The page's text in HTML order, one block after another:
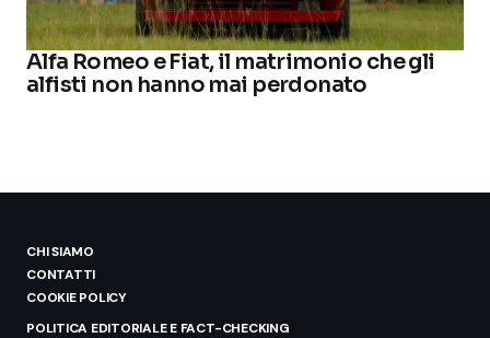
Alfa Romeo e Fiat, il matrimonio che gli
alfisti non hanno mai perdonato
CHI SIAMO
CONTATTI
COOKIE POLICY
POLITICA EDITORIALE E FACT-CHECKING